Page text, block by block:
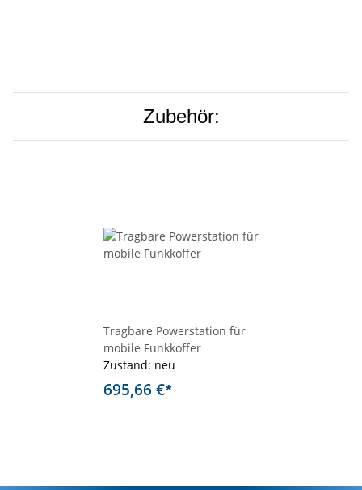
Zubehör:
Tragbare Powerstation für
mobile Funkkoffer
Zustand: neu
695,66 €*